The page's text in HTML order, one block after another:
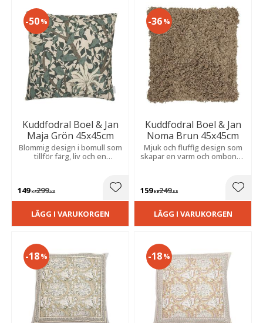
Kuddfodral Boel & Jan
Maja Grön 45x45cm
Blommig design i bomull som
tillför färg, liv och en
149KR299KR
50%
Lägg till i favoriter
LÄGG I VARUKORGEN
Kuddfodral Boel & Jan
Noma Brun 45x45cm
Mjuk och fluffig design som
skapar en varm och ombonad
159KR249KR
36%
LÄGG I VARUKORGEN
18% 18%